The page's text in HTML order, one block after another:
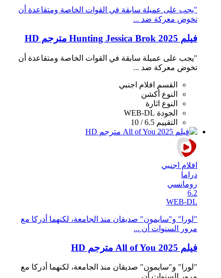
"يجب على عميلة سابقة في القوات الخاصة ومتقاعدة أن
تخوض معركة ضد ...
فيلم Hunting Jessica Brok 2025 مترجم HD
"يجب على عميلة سابقة في القوات الخاصة ومتقاعدة أن
تخوض معركة ضد ...
القسم
افلام اجنبي
النوع أكشن
النوع اثارة
الجودة WEB-DL
التقييم 6.5 / 10
افلام اجنبي
دراما
رومانسي
6.2
WEB-DL
"لورا" و"سايمون" صديقان منذ الجامعة، لكنهما أدركا مع
مرور السنوات أن ...
فيلم All of You 2025 مترجم HD
"لورا" و"سايمون" صديقان منذ الجامعة، لكنهما أدركا مع